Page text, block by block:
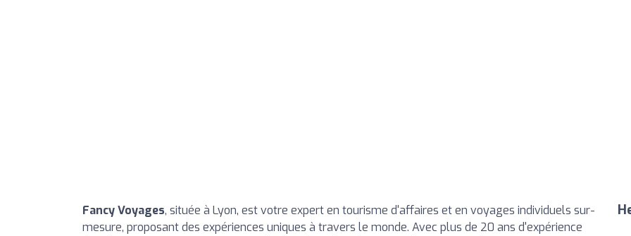
Fancy Voyages, située à Lyon, est votre expert en tourisme d'affaires et en voyages individuels sur-
mesure, proposant des expériences uniques à travers le monde. Avec plus de 20 ans d'expérience